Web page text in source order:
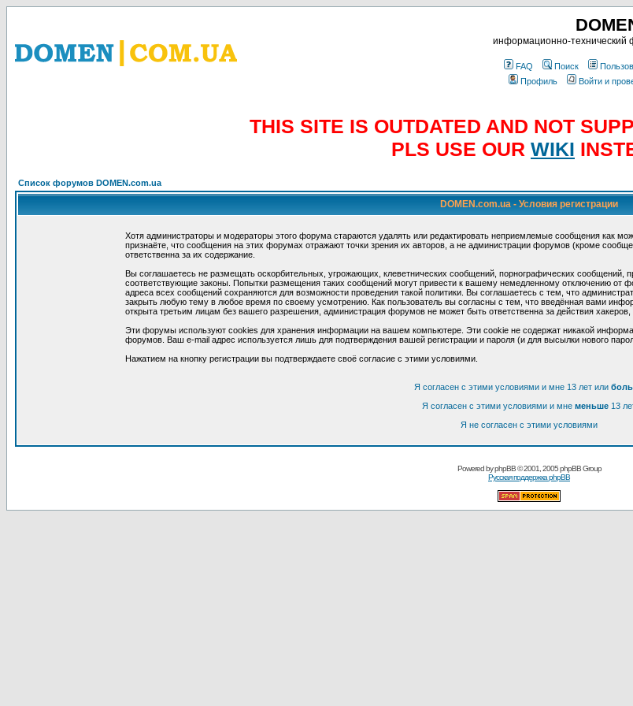
информационно-технический
FAQ Поиск
Профиль
Войти и
THIS SITE IS OUTDATED AND NOT
PLS USE OUR WIKI
Список форумов DOMEN.com.ua
DOMEN.com.ua - Условия регистрации
Хотя администраторы и модераторы этого форума стараются удалять или редактировать неприемлемые сообщения как
признаёте, что сообщения на этих форумах отражают точки зрения их авторов, а не администрации форумов (кроме
ответственна за их содержание.
Вы соглашаетесь не размещать оскорбительных, угрожающих, клеветнических сообщений, порнографических сообщений,
соответствующие законы. Попытки размещения таких сообщений могут привести к вашему немедленному отключению от
адреса всех сообщений сохраняются для возможности проведения такой политики. Вы соглашаетесь с тем, что
закрыть любую тему в любое время по своему усмотрению. Как пользователь вы согласны с тем, что введённая вами
открыта третьим лицам без вашего разрешения, администрация форумов не может быть ответственна за действия
Эти форумы используют cookies для хранения информации на вашем компьютере. Эти cookie не содержат никакой
форумов. Ваш e-mail адрес используется лишь для подтверждения вашей регистрации и пароля (и для высылки нового
Нажатием на кнопку регистрации вы подтверждаете своё согласие с этими условиями.
Я согласен с этими условиями и мне 13 лет или
Я согласен с этими условиями и мне меньше 13
Я не согласен с этими условиями
Powered byphpBB© 2001, 2005 phpBB Group
Русская поддержка phpBB